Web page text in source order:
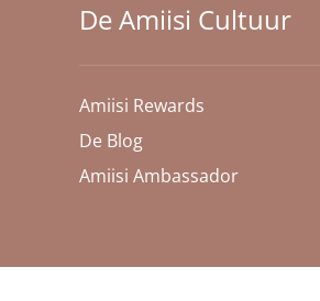
De Amiisi Cultuur
Amiisi Rewards
De Blog
Amiisi Ambassador